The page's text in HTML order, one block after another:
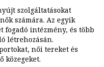
szolgáltatásokat
számára. Az egyik
fogadó intézmény, és több
létrehozásán.
női tereket és
közegeket.